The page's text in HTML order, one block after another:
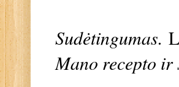
Sudėtingumas.
Mano recepto ir